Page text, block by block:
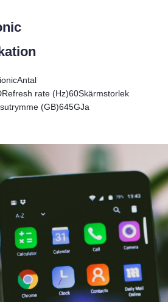
Antal
Refresh rate (Hz)60Skärmstorlek
(GB)645GJa